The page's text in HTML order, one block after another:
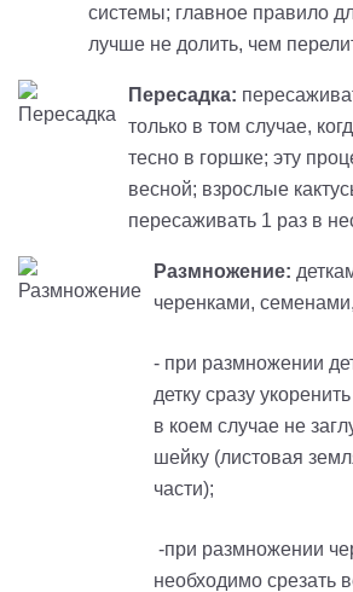
системы; главное правило
лучше не долить, чем
Пересадка:
только в том случае,
тесно в горшке; эту
весной; взрослые
пересаживать 1 раз в
Размножение:
черенками,
- при размножении
детку сразу
в коем случае не
шейку (листовая
части);
-при размножении
необходимо срезать